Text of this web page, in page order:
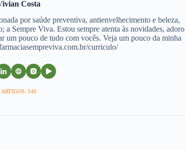
Costa
por saúde preventiva, antienvelhecimento e beleza,
Sempre Viva. Estou sempre atenta às novidades, adoro
um pouco de tudo com vocês. Veja um pouco da minha
curriculo/
ARTIGOS: 540